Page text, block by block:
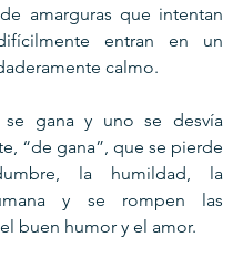
amarguras que intentan
entran en un
calmo.
se gana y uno se desvía
“de gana”, que se pierde
la humildad, la
y se rompen las
buen humor y el amor.